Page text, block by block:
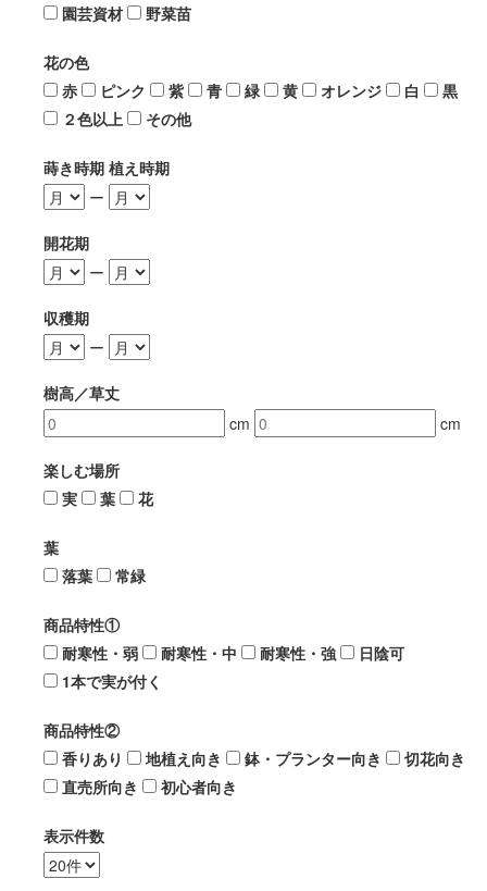
園芸資材
野菜苗
花の色
赤
ピンク 紫 青 緑 黄 オレンジ 白
黒
２色以上
その他
蒔き時期 植え時期
ー
開花期
ー
収穫期
ー
樹高／草丈
cm
cm
楽しむ場所
実
葉 花
葉
落葉
常緑
商品特性①
耐寒性・弱
耐寒性・中 耐寒性・強
日陰可
1本で実が付く
商品特性②
香りあり
地植え向き 鉢・プランター向き
切花向き
直売所向き
初心者向き
表示件数